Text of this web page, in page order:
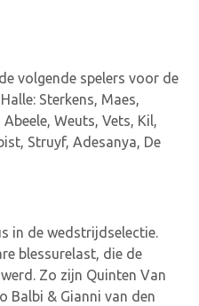
volgende spelers voor de
Sterkens, Maes,
Weuts, Vets, Kil,
Struyf, Adesanya, De
in de wedstrijdselectie.
blessurelast, die de
Zo zijn Quinten Van
Balbi & Gianni van den